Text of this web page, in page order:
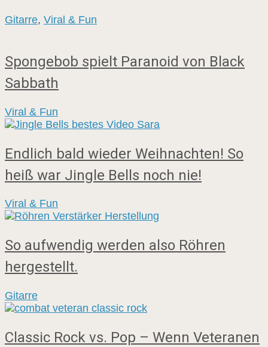
Gitarre, Viral & Fun
Spongebob spielt Paranoid von Black
Sabbath
Viral & Fun
Endlich bald wieder Weihnachten! So
heiß war Jingle Bells noch nie!
Viral & Fun
So aufwendig werden also Röhren
hergestellt.
Gitarre
Classic Rock vs. Pop – Wenn Veteranen